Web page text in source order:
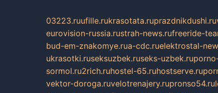
03223.ruufille.rukrasotata.ruprazdnikdushi.ru
eurovision-russia.rustrah-news.rufreeride-
bud-em-znakomye.rua-cdc.ruelektrostal-
ukrasotki.ruseksuzbek.ruseks-uzbek.ru
sormol.ru2rich.ruhostel-65.ruhostserve.ru
vektor-doroga.ruvelotrenajery.rupronso54.ru